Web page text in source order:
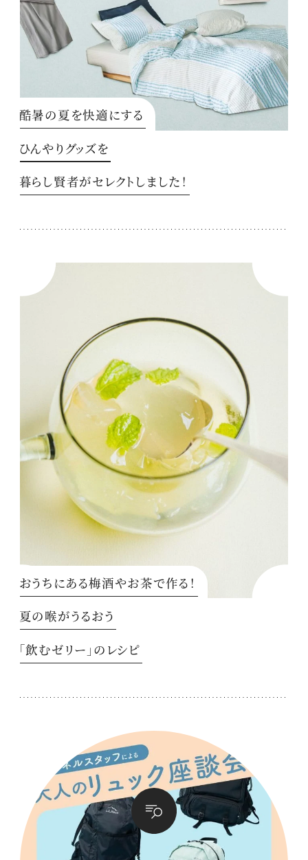
酷暑の夏を快適にする
ひんやりグッズを
暮らし賢者がセレクトしました！
おうちにある梅酒やお茶で作る！
夏の喉がうるおう
「飲むゼリー」のレシピ